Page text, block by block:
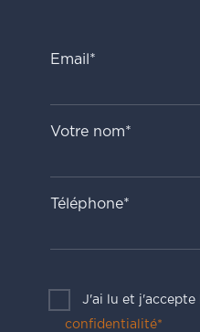
Email*
Votre nom*
Téléphone*
J'ai lu et j'accepte
confidentialité*